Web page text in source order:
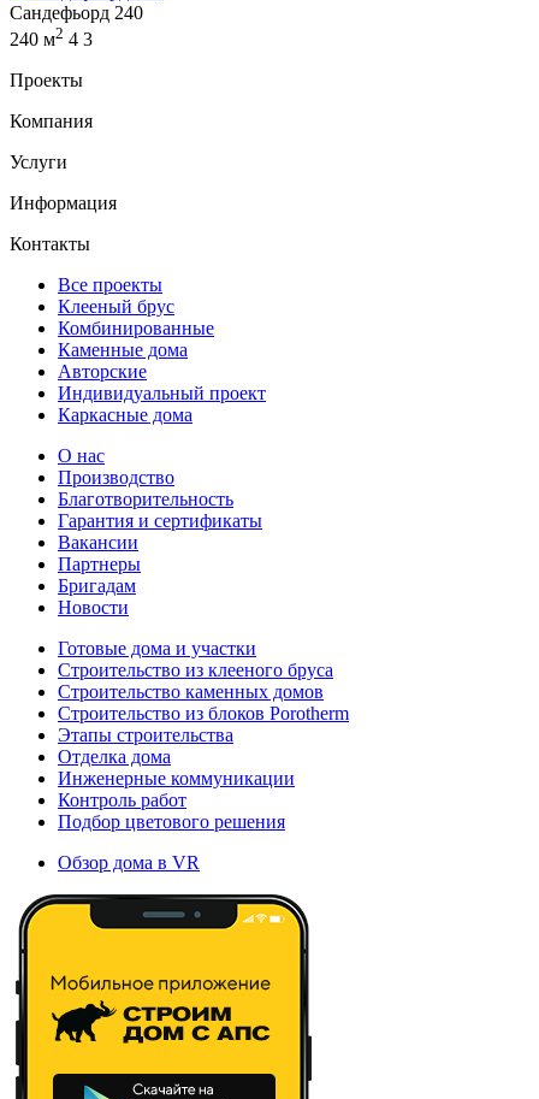
Сандефьорд 240
240 м2 4 3
Проекты
Компания
Услуги
Информация
Контакты
Все проекты
Клееный брус
Комбинированные
Каменные дома
Авторские
Индивидуальный проект
Каркасные дома
О нас
Производство
Благотворительность
Гарантия и сертификаты
Вакансии
Партнеры
Бригадам
Новости
Готовые дома и участки
Строительство из клееного бруса
Строительство каменных домов
Строительство из блоков Porotherm
Этапы строительства
Отделка дома
Инженерные коммуникации
Контроль работ
Подбор цветового решения
Обзор дома в VR